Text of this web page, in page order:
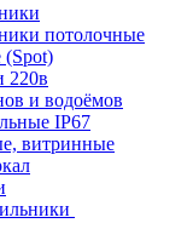
потолочные
(Spot)
220в
и водоёмов
IP67
витринные